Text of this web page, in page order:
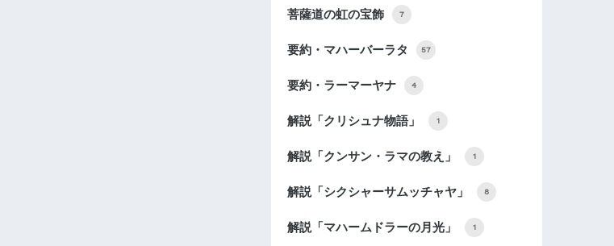
菩薩道の虹の宝飾 7
要約・マハーバーラタ 57
要約・ラーマーヤナ 4
解説「クリシュナ物語」 1
解説「クンサン・ラマの教え」 1
解説「シクシャーサムッチャヤ」 8
解説「マハームドラーの月光」 1